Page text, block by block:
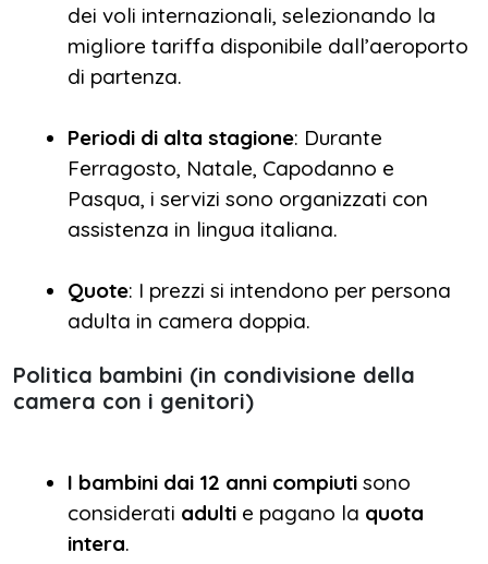
dei voli internazionali, selezionando la
migliore tariffa disponibile dall’aeroporto
di partenza.
Periodi di alta stagione: Durante
Ferragosto, Natale, Capodanno e
Pasqua, i servizi sono organizzati con
assistenza in lingua italiana.
Quote: I prezzi si intendono per persona
adulta in camera doppia.
Politica bambini (in condivisione della
camera con i genitori)
I bambini dai 12 anni compiuti sono
considerati adulti e pagano la quota
intera.